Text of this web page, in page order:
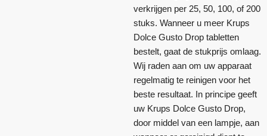
verkrijgen per 25, 50, 100, of 200
stuks. Wanneer u meer Krups
Dolce Gusto Drop tabletten
bestelt, gaat de stukprijs omlaag.
Wij raden aan om uw apparaat
regelmatig te reinigen voor het
beste resultaat. In principe geeft
uw Krups Dolce Gusto Drop,
door middel van een lampje, aan